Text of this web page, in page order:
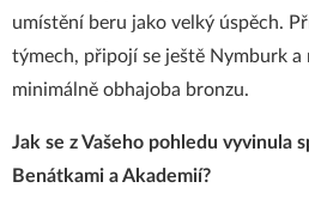
umístění beru jako velký úspěch.
týmech, připojí se ještě Nymburk a
minimálně obhajoba bronzu.
Jak se z Vašeho pohledu vyvinula
Benátkami a Akademií?